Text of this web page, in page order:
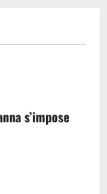
s’impose